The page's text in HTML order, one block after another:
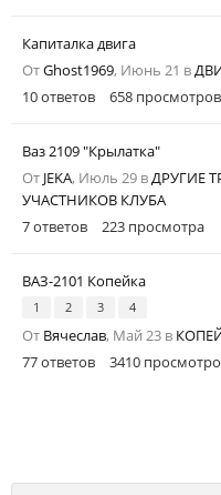
Капиталка двига
ОтGhost1969, Июнь 21 в
10ответов 658 просмотров
Ваз 2109 "Крылатка"
От JEKA, Июль 29 вДРУГИЕ
УЧАСТНИКОВ КЛУБА
7ответов 223 просмотра
ВАЗ-2101 Копейка
1 2 3 4
От Вячеслав, Май 23 в
77ответов 3410